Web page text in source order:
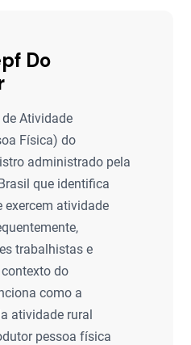
Do
de Atividade
Física) do
administrado pela
que identifica
exercem atividade
trabalhistas e
do
como a
atividade rural
pessoa física